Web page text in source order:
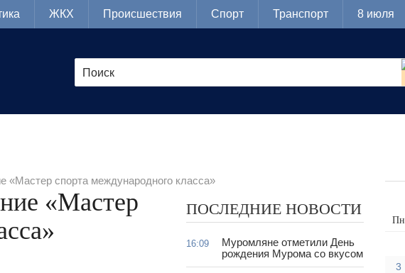
ЖКХ Происшествия Спорт Транспорт 8 июля
«Мастер спорта международного класса»
«Мастер
ПОСЛЕДНИЕ НОВОСТИ
16:09
Муромляне отметили День
рождения Мурома со вкусом
Пн
3